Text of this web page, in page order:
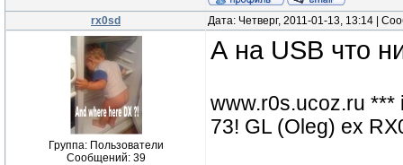
rx0sd Дата: Четверг, 2011-01-13, 13:14 |
Группа: Пользователи
Сообщений: 39
А на USB что
www.r0s.ucoz.ru ***
73! GL (Oleg) ex